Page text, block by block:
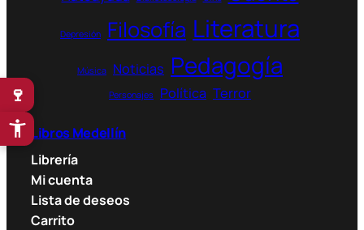
Depresión Filosofía Literatura
Música Noticias Pedagogía
Personajes Política Terror
Libros Medellín
Librería
Mi cuenta
Lista de deseos
Carrito
🍷